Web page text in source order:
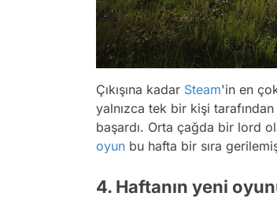
Çıkışına kadar Steam'in en
yalnızca tek bir kişi
başardı. Orta çağda bir lord
oyun bu hafta bir sıra
4. Haftanın yeni